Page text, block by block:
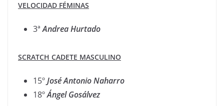
VELOCIDAD FÉMINAS
3ªAndreaHurtado
SCRATCH CADETE MASCULINO
15ºJosé Antonio Naharro
18ºÁngel Gosálvez